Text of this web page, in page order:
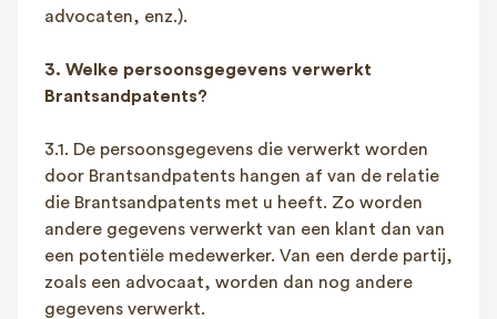
advocaten, enz.).
3. Welke persoonsgegevens verwerkt
Brantsandpatents?
3.1. De persoonsgegevens die verwerkt worden
door Brantsandpatents hangen af van de relatie
die Brantsandpatents met u heeft. Zo worden
andere gegevens verwerkt van een klant dan van
een potentiële medewerker. Van een derde partij,
zoals een advocaat, worden dan nog andere
gegevens verwerkt.